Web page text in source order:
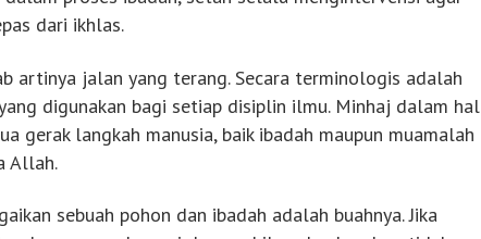
dari ikhlas.
artinya jalan yang terang. Secara terminologis adalah
digunakan bagi setiap disiplin ilmu. Minhaj dalam hal
gerak langkah manusia, baik ibadah maupun muamalah
Allah.
sebuah pohon dan ibadah adalah buahnya. Jika